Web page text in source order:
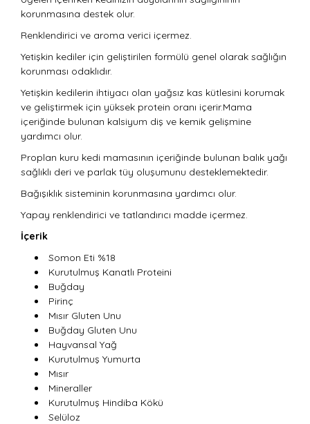
korunmasına destek olur.
Renklendirici ve aroma verici içermez.
Yetişkin kediler için geliştirilen formülü genel olarak sağlığın
korunması odaklıdır.
Yetişkin kedilerin ihtiyacı olan yağsız kas kütlesini korumak
ve geliştirmek için yüksek protein oranı içerir.Mama
içeriğinde bulunan kalsiyum diş ve kemik gelişmine
yardımcı olur.
Proplan kuru kedi mamasının içeriğinde bulunan balık yağı
sağlıklı deri ve parlak tüy oluşumunu desteklemektedir.
Bağışıklık sisteminin korunmasına yardımcı olur.
Yapay renklendirici ve tatlandırıcı madde içermez.
İçerik
Somon Eti %18
Kurutulmuş Kanatlı Proteini
Buğday
Pirinç
Mısır Gluten Unu
Buğday Gluten Unu
Hayvansal Yağ
Kurutulmuş Yumurta
Mısır
Mineraller
Kurutulmuş Hindiba Kökü
Selüloz